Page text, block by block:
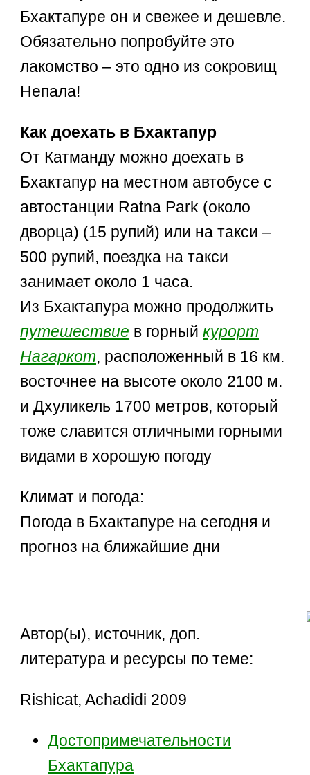
Бхактапуре он и свежее и дешевле.
Обязательно попробуйте это
лакомство – это одно из сокровищ
Непала!
Как доехать в Бхактапур
От Катманду можно доехать в
Бхактапур на местном автобусе с
автостанции Ratna Park (около
дворца) (15 рупий) или на такси –
500 рупий, поездка на такси
занимает около 1 часа.
Из Бхактапура можно продолжить
путешествие в горныйкурорт
Нагаркот, расположенный в 16 км.
восточнее на высоте около 2100 м.
и Дхуликель 1700 метров, который
тоже славится отличными горными
видами в хорошую погоду
Климат и погода:
Погода в Бхактапуре на сегодня и
прогноз на ближайшие дни
Автор(ы), источник, доп.
литература и ресурсы по теме:
Rishicat, Achadidi 2009
Достопримечательности
Бхактапура